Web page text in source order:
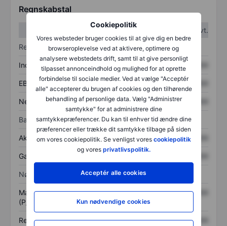
Cookiepolitik
Vores websteder bruger cookies til at give dig en bedre
browseroplevelse ved at aktivere, optimere og
analysere webstedets drift, samt til at give personligt
tilpasset annonceindhold og mulighed for at oprette
forbindelse til sociale medier. Ved at vælge "Acceptér
alle" accepterer du brugen af cookies og den tilhørende
behandling af personlige data. Vælg "Administrer
samtykke" for at administrere dine
samtykkepræferencer. Du kan til enhver tid ændre dine
præferencer eller trække dit samtykke tilbage på siden
om vores cookiepolitik. Se venligst vores cookiepolitik
og vores privatlivspolitik.
Acceptér alle cookies
Kun nødvendige cookies
Regnskabstal
1. kvt.
2. kvt.
Resultatopgørelse
Indtægter XXXXXXX XXXXXXX
EBITDA XXXXXXX XXXXXXX
Nettoresultat XXXXXXX XXXXXXX
Balance
Aktiver i alt XXXXXXX XXXXXXX
Gæld XXXXXXX
Nøgletal
Markedsværdi/omsætning
(P/S)
XXXXXXX XXXXXXX
Resultat pr. aktie (EPS) XXXXXXX XXXXXXX